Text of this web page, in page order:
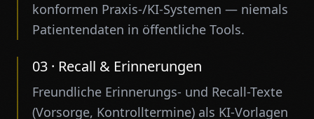
konformen Praxis-/KI-Systemen — niemals
Patientendaten in öffentliche Tools.
03 · Recall & Erinnerungen
Freundliche Erinnerungs- und Recall-Texte
(Vorsorge, Kontrolltermine) als KI-Vorlagen